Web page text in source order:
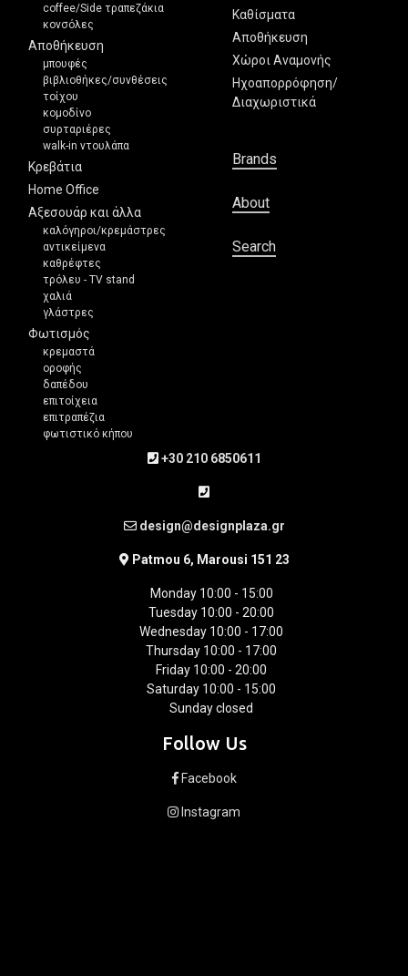
coffee/Side τραπεζάκια
κονσόλες
Αποθήκευση
μπουφές
βιβλιοθήκες/συνθέσεις
τοίχου
κομοδίνο
συρταριέρες
walk-in ντουλάπα
Κρεβάτια
Home Office
Αξεσουάρ και άλλα
καλόγηροι/κρεμάστρες
αντικείμενα
καθρέφτες
τρόλευ - TV stand
χαλιά
γλάστρες
Φωτισμός
κρεμαστά
οροφής
δαπέδου
επιτοίχεια
επιτραπέζια
φωτιστικό κήπου
Καθίσματα
Αποθήκευση
Χώροι Αναμονής
Ηχοαπορρόφηση/
Διαχωριστικά
Brands
About
Search
+30 210 6850611
design@designplaza.gr
Patmou 6, Marousi 151 23
Monday 10:00 - 15:00
Tuesday 10:00 - 20:00
Wednesday 10:00 - 17:00
Thursday 10:00 - 17:00
Friday 10:00 - 20:00
Saturday 10:00 - 15:00
Sunday closed
Follow Us
Facebook
Instagram